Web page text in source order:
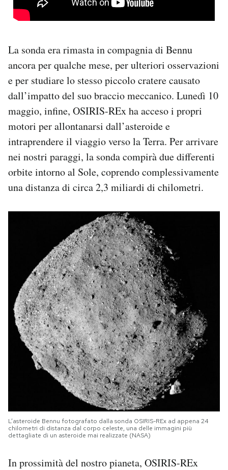
La sonda era rimasta in compagnia di Bennu
ancora per qualche mese, per ulteriori osservazioni
e per studiare lo stesso piccolo cratere causato
dall’impatto del suo braccio meccanico. Lunedì 10
maggio, infine, OSIRIS-REx ha acceso i propri
motori per allontanarsi dall’asteroide e
intraprendere il viaggio verso la Terra. Per arrivare
nei nostri paraggi, la sonda compirà due differenti
orbite intorno al Sole, coprendo complessivamente
una distanza di circa 2,3 miliardi di chilometri.
L’asteroide Bennu fotografato dalla sonda OSIRIS-REx ad appena 24
chilometri di distanza dal corpo celeste, una delle immagini più
dettagliate di un asteroide mai realizzate (NASA)
In prossimità del nostro pianeta, OSIRIS-REx